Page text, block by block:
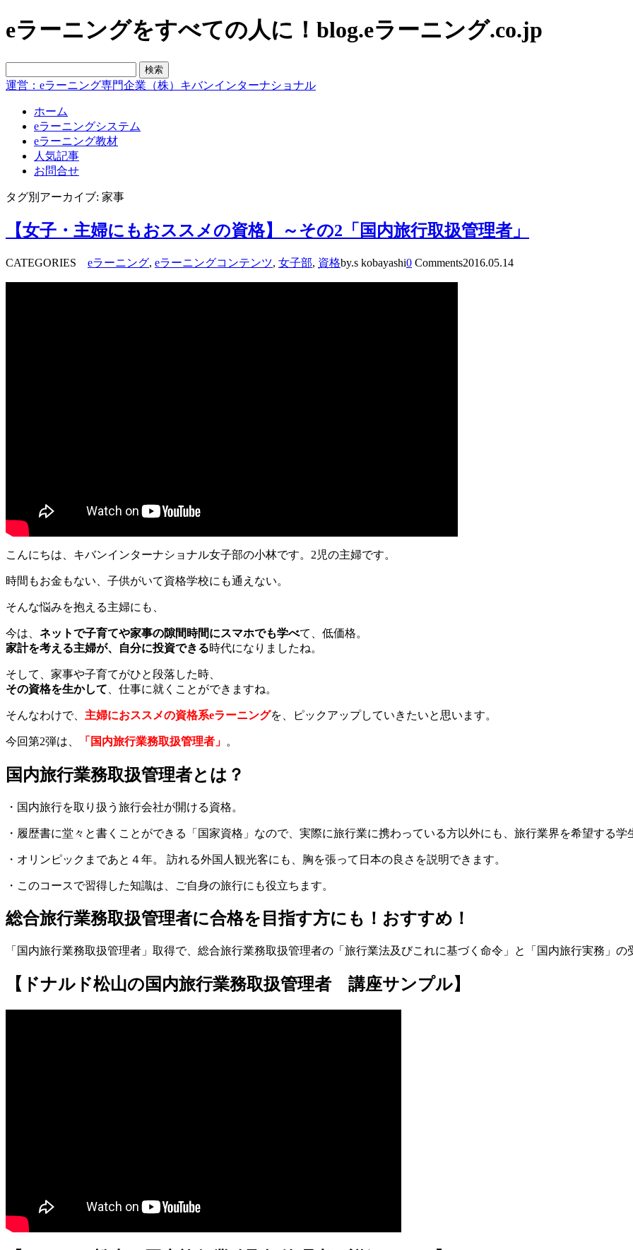
eラーニングをすべての人に！blog.eラーニング.co.jp
運営：eラーニング専門企業（株）キバンインターナショナル
ホーム
eラーニングシステム
eラーニング教材
人気記事
お問合せ
タグ別アーカイブ: 家事
【女子・主婦にもおススメの資格】～その2「国内旅行取扱管理者」
CATEGORIES eラーニング, eラーニングコンテンツ, 女子部, 資格by.s kobayashi0 Comments2016.05.14
こんにちは、キバンインターナショナル女子部の小林です。2児の主婦です。
時間もお金もない、子供がいて資格学校にも通えない。
そんな悩みを抱える主婦にも、
今は、 ネットで子育てや家事の隙間時間にスマホでも学べて、低価格。
家計を考える主婦が、自分に投資できる時代になりましたね。
そして、家事や子育てがひと段落した時、
その資格を生かして 、仕事に就くことができますね。
そんなわけで、 主婦におススメの資格系eラーニングを、ピックアップしていきたいと思います。
今回第2弾は、 「国内旅行業務取扱管理者」 。
国内旅行業務取扱管理者とは？
・国内旅行を取り扱う旅行会社が開ける資格。
・履歴書に堂々と書くことができる「国家資格」なので、実際に旅行業に携わっている方以外にも、旅行業界を希望する学
・オリンピックまであと４年。 訪れる外国人観光客にも、胸を張って日本の良さを説明できます。
・このコースで習得した知識は、ご自身の旅行にも役立ちます。
総合旅行業務取扱管理者に合格を目指す方にも！おすすめ！
「国内旅行業務取扱管理者」取得で、総合旅行業務取扱管理者の「旅行業法及びこれに基づく命令」と「国内旅行実務」の
【ドナルド松山の国内旅行業務取扱管理者 講座サンプル】